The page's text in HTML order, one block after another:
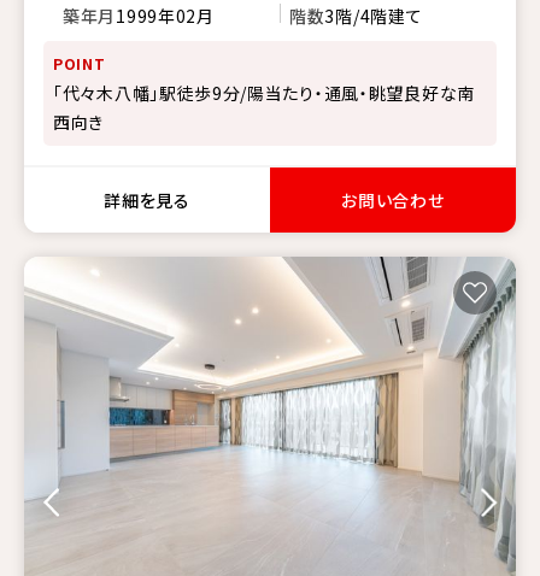
築年月 1999年02月 階数3階/4階建て
POINT
「代々木八幡」駅徒歩9分/陽当たり・通風・眺望良好な南
西向き
詳細を見る お問い合わせ